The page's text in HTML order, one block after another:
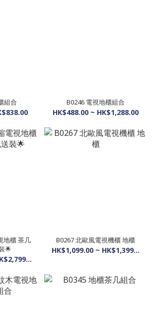
組合 B0246 電視地櫃組合
HK$488.00 ~ HK$1,288.00
地櫃 茶几
🌟
HK$2,399.00 ~ HK$2,799.00
B0267 北歐風電視機櫃 地櫃
HK$1,099.00 ~ HK$1,399.00